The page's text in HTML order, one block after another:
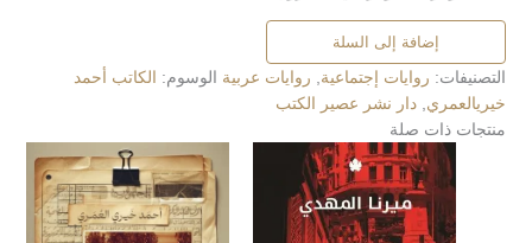
إضافة إلى السلة
التصنيفات: روايات إجتماعية روايات عربية الوسوم: الكاتب أحمد
خيريالعمري دار نشر عصير الكتب
منتجات ذات صلة